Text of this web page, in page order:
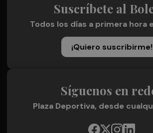
Suscríbete al
Todos los días a primera hora
¡Quiero suscribirme!
Síguenos en
Plaza Deportiva, desde